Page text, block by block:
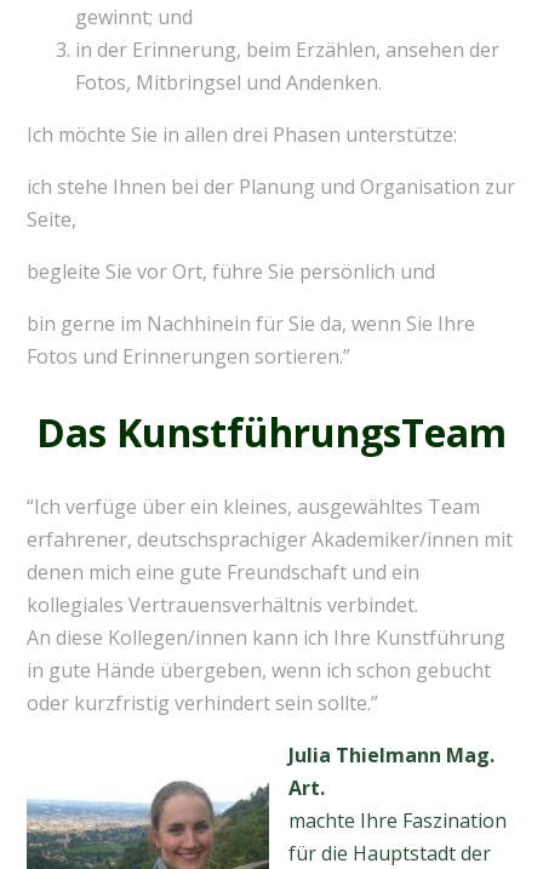
gewinnt; und
in der Erinnerung, beim Erzählen, ansehen der
Fotos, Mitbringsel und Andenken.
Ich möchte Sie in allen drei Phasen unterstütze:
ich stehe Ihnen bei der Planung und Organisation zur
Seite,
begleite Sie vor Ort, führe Sie persönlich und
bin gerne im Nachhinein für Sie da, wenn Sie Ihre
Fotos und Erinnerungen sortieren.”
Das KunstführungsTeam
“Ich verfüge über ein kleines, ausgewähltes Team
erfahrener, deutschsprachiger Akademiker/innen mit
denen mich eine gute Freundschaft und ein
kollegiales Vertrauensverhältnis verbindet.
An diese Kollegen/innen kann ich Ihre Kunstführung
in gute Hände übergeben, wenn ich schon gebucht
oder kurzfristig verhindert sein sollte.”
Julia Thielmann Mag.
Art.
machte Ihre Faszination
für die Hauptstadt der